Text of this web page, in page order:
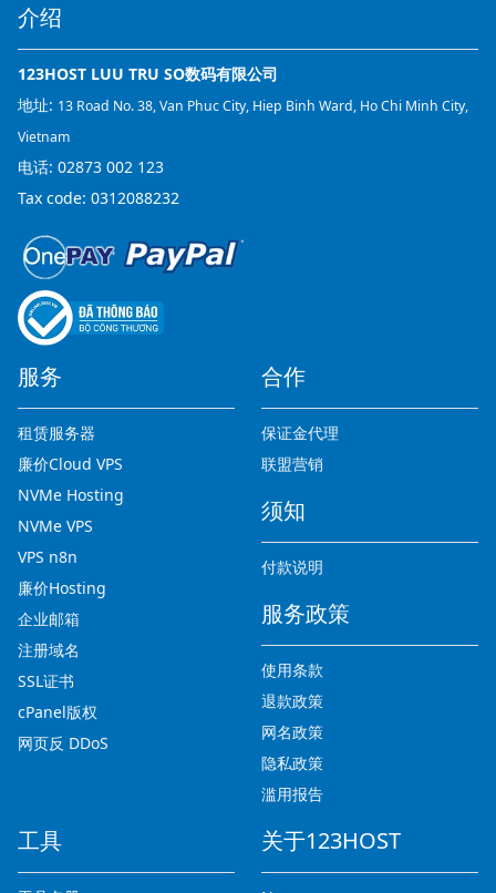
介绍
123HOST LUU TRU SO数码有限公司
地址: 13 Road No. 38, Van Phuc City, Hiep Binh Ward, Ho Chi Minh City,
Vietnam
电话: 02873 002 123
Tax code: 0312088232
服务
租赁服务器
廉价Cloud VPS
NVMe Hosting
NVMe VPS
VPS n8n
廉价Hosting
企业邮箱
注册域名
SSL证书
cPanel版权
网页反 DDoS
合作
保证金代理
联盟营销
须知
付款说明
服务政策
使用条款
退款政策
网名政策
隐私政策
滥用报告
工具 关于123HOST